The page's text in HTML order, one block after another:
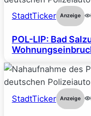
StadtTicker Anzeige
POL-LIP: Bad
StadtTicker Anzeige